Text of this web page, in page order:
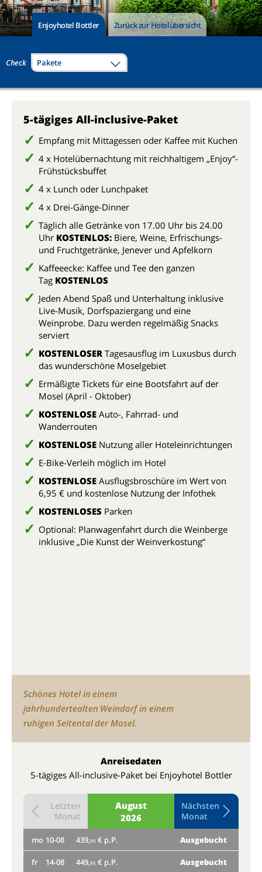
Enjoyhotel Bottler Zurück zur Hotelübersicht
Check Pakete
5-tägiges All-inclusive-Paket
Empfang mit Mittagessen oder Kaffee mit Kuchen
4 x Hotelübernachtung mit reichhaltigem „Enjoy“-
Frühstücksbuffet
4 x Lunch oder Lunchpaket
4 x Drei-Gänge-Dinner
Täglich alle Getränke von 17.00 Uhr bis 24.00
Uhr KOSTENLOS: Biere, Weine, Erfrischungs-
und Fruchtgetränke, Jenever und Apfelkorn
Kaffeeecke: Kaffee und Tee den ganzen
Tag KOSTENLOS
Jeden Abend Spaß und Unterhaltung inklusive
Live-Musik, Dorfspaziergang und eine
Weinprobe. Dazu werden regelmäßig Snacks
serviert
KOSTENLOSER Tagesausflug im Luxusbus durch
das wunderschöne Moselgebiet
Ermäßigte Tickets für eine Bootsfahrt auf der
Mosel (April - Oktober)
KOSTENLOSE Auto-, Fahrrad- und
Wanderrouten
KOSTENLOSE Nutzung aller Hoteleinrichtungen
E-Bike-Verleih möglich im Hotel
KOSTENLOSE Ausflugsbroschüre im Wert von
6,95 € und kostenlose Nutzung der Infothek
KOSTENLOSES Parken
Optional: Planwagenfahrt durch die Weinberge
inklusive „Die Kunst der Weinverkostung“
Schönes Hotel in einem
jahrhundertealten Weindorf in einem
ruhigen Seitental der Mosel.
Anreisedaten
5-tägiges All-inclusive-Paket bei Enjoyhotel Bottler
August
2026
Letzten
Monat
Nächsten
Monat
mo 10-08 439,95 € p.P. Ausgebucht
fr 14-08 449,95 € p.P. Ausgebucht